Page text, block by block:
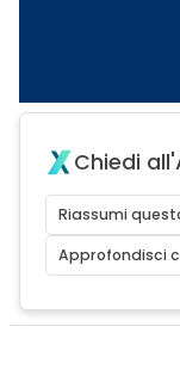
Chiedi
Riassumi
Approfondisci